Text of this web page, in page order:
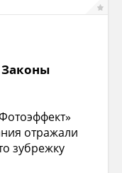
отражали
зубрежку